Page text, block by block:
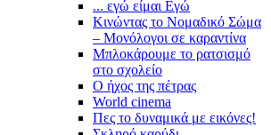
... εγώ είμαι Εγώ
Κινώντας το Νομαδικό Σώμα
– Μονόλογοι σε καραντίνα
Μπλοκάρουμε το ρατσισμό
στο σχολείο
Ο ήχος της πέτρας
World cinema
Πες το δυναμικά με εικόνες!